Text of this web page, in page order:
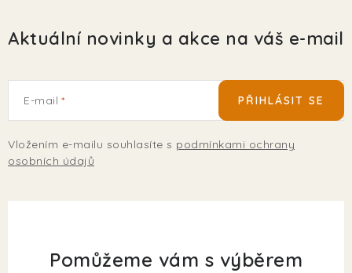
Aktuální novinky a akce na váš e-mail
E-mail
Vložením e-mailu souhlasíte s podmínkami ochrany
osobních údajů
PŘIHLÁSIT SE
Pomůžeme vám s výběrem